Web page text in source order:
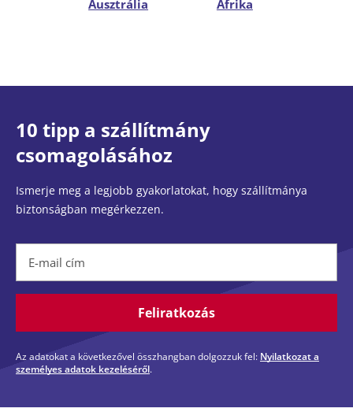
Ausztrália Afrika
10 tipp a szállítmány
csomagolásához
Ismerje meg a legjobb gyakorlatokat, hogy szállítmánya
biztonságban megérkezzen.
E-mail cím
Feliratkozás
Az adatokat a következővel összhangban dolgozzuk fel: Nyilatkozat a
személyes adatok kezeléséről.